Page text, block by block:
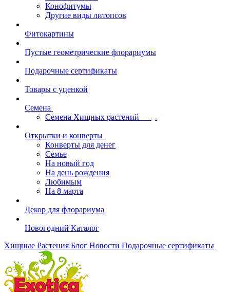
Конофитумы
Другие виды литопсов
Фитокартины
Пустые геометрические флорариумы
Подарочные сертификаты
Товары с уценкой
Семена
Семена Хищных растений
Открытки и конверты
Конверты для денег
Семье
На новый год
На день рождения
Любимым
На 8 марта
Декор для флорариума
Новогодний Каталог
Хищные Растения Блог Новости Подарочные сертификаты